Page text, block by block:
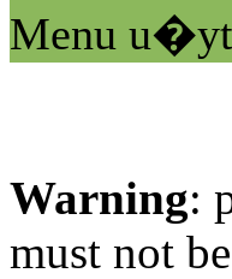
Menu
Warning:
must not